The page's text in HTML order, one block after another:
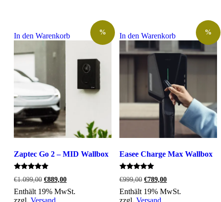
In den Warenkorb %
Zaptec Go 2 – MID Wallbox
Bewertet
mit
5.00
von 5
€1.099,00 Ursprünglicher
Preis
war:
€889,00Aktueller
Preis
ist:
Enthält 19% MwSt.
zzgl. Versand
In den Warenkorb %
Easee Charge Max Wallbox
Bewertet
mit
5.00
von 5
€999,00 Ursprünglicher
Preis
war:
€789,00Aktueller
Preis
ist:
Enthält 19% MwSt.
zzgl.Versand